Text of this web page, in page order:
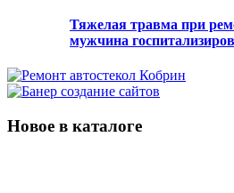
Тяжелая травма при
мужчина
Новое в каталоге